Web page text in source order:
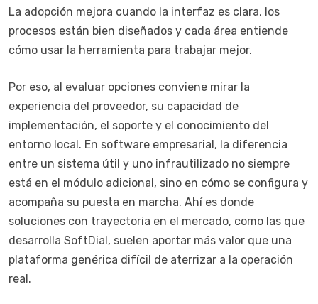
La adopción mejora cuando la interfaz es clara, los
procesos están bien diseñados y cada área entiende
cómo usar la herramienta para trabajar mejor.
Por eso, al evaluar opciones conviene mirar la
experiencia del proveedor, su capacidad de
implementación, el soporte y el conocimiento del
entorno local. En software empresarial, la diferencia
entre un sistema útil y uno infrautilizado no siempre
está en el módulo adicional, sino en cómo se configura y
acompaña su puesta en marcha. Ahí es donde
soluciones con trayectoria en el mercado, como las que
desarrolla SoftDial, suelen aportar más valor que una
plataforma genérica difícil de aterrizar a la operación
real.